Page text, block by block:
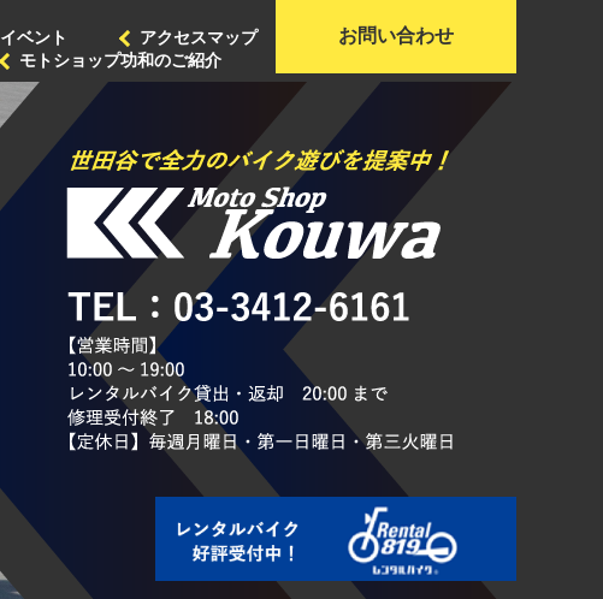
お問い合わせ
アクセスマップ
イベント
モトショップ功和のご紹介